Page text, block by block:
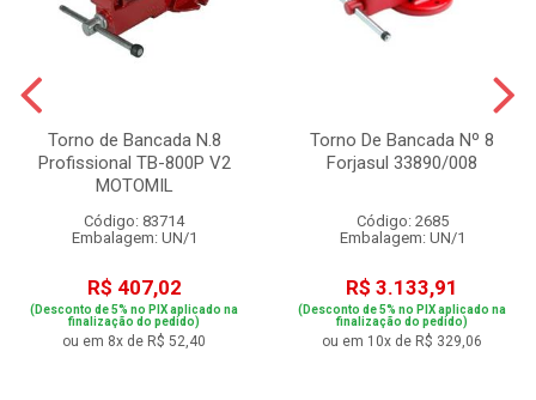
Torno de Bancada N.8
Profissional TB-800P V2
MOTOMIL
Código: 83714
Embalagem: UN/1
R$ 407,02
(Desconto de 5% no PIX aplicado na
finalização do pedido)
ou em 8x de R$ 52,40
Torno De Bancada Nº 8
Forjasul 33890/008
Código: 2685
Embalagem: UN/1
R$ 3.133,91
(Desconto de 5% no PIX aplicado na
finalização do pedido)
ou em 10x de R$ 329,06